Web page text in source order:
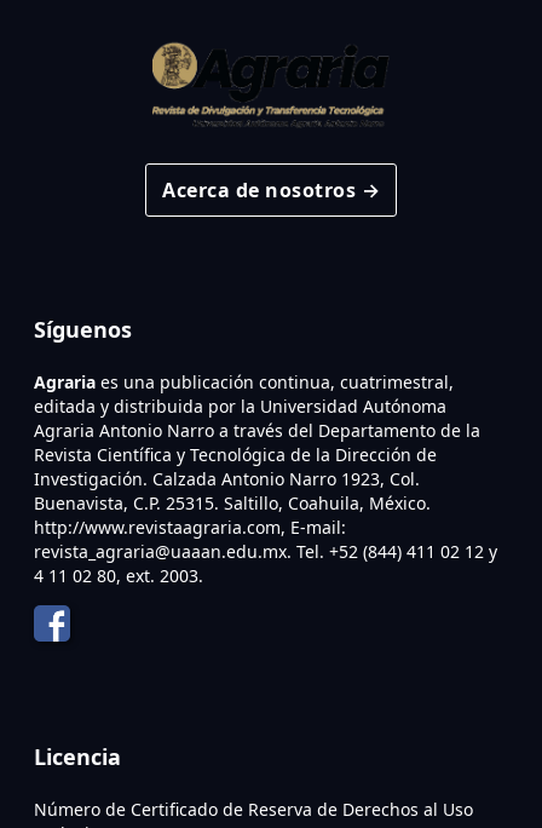
Acerca de nosotros →
Síguenos
Agraria es una publicación continua, cuatrimestral,
editada y distribuida por la Universidad Autónoma
Agraria Antonio Narro a través del Departamento de la
Revista Científica y Tecnológica de la Dirección de
Investigación. Calzada Antonio Narro 1923, Col.
Buenavista, C.P. 25315. Saltillo, Coahuila, México.
http://www.revistaagraria.com, E-mail:
revista_agraria@uaaan.edu.mx. Tel. +52 (844) 411 02 12 y
4 11 02 80, ext. 2003.
Licencia
Número de Certificado de Reserva de Derechos al Uso